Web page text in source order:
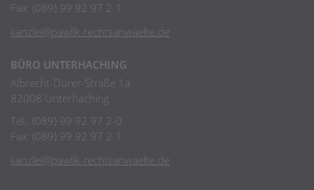
Fax: (089) 99 92 97 2-1
kanzlei@pawlik-rechtsanwaelte.de
BÜRO UNTERHACHING
Albrecht-Dürer-Straße 1a
82008 Unterhaching
Tel.: (089) 99 92 97 2-0
Fax: (089) 99 92 97 2-1
kanzlei@pawlik-rechtsanwaelte.de